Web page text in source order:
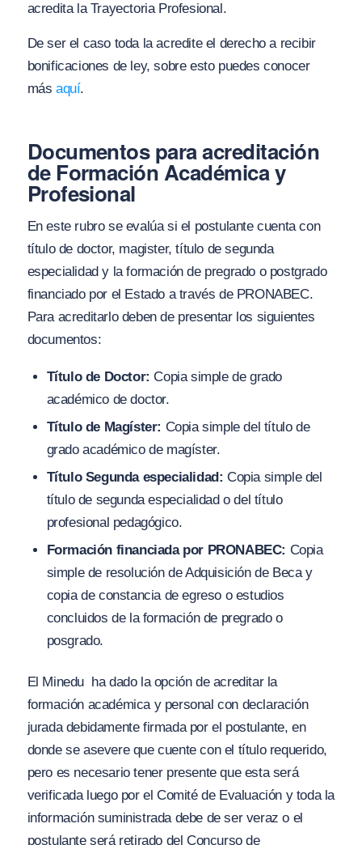
acredita la Trayectoria Profesional.
De ser el caso toda la acredite el derecho a recibir
bonificaciones de ley, sobre esto puedes conocer
más aquí.
Documentos para acreditación
de Formación Académica y
Profesional
En este rubro se evalúa si el postulante cuenta con
título de doctor, magister, título de segunda
especialidad y la formación de pregrado o postgrado
financiado por el Estado a través de PRONABEC.
Para acreditarlo deben de presentar los siguientes
documentos:
Título de Doctor:Copia simple de grado
académico de doctor.
Título de Magíster: Copia simple del título de
grado académico de magíster.
Título Segunda especialidad: Copia simple del
título de segunda especialidad o del título
profesional pedagógico.
Formación financiada por PRONABEC: Copia
simple de resolución de Adquisición de Beca y
copia de constancia de egreso o estudios
concluidos de la formación de pregrado o
posgrado.
El Minedu ha dado la opción de acreditar la
formación académica y personal con declaración
jurada debidamente firmada por el postulante, en
donde se asevere que cuente con el título requerido,
pero es necesario tener presente que esta será
verificada luego por el Comité de Evaluación y toda la
información suministrada debe de ser veraz o el
postulante será retirado del Concurso de